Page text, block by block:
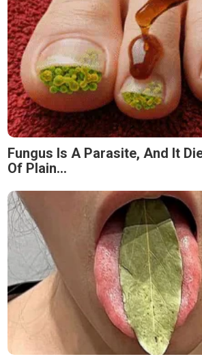
Fungus Is A Parasite, And It
Of Plain...